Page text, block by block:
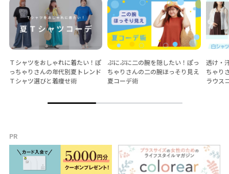
Ｔシャツをおしゃれに着たい！ぽ
っちゃりさんの年代別夏トレンド
Ｔシャツ選びと着痩せ術
ぷにぷに二の腕を隠したい！ぽっ
ちゃりさんの二の腕ほっそり見え
夏コーデ術
透け・
ちゃり
ラウス
PR